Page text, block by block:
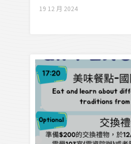
19 12 月 2024